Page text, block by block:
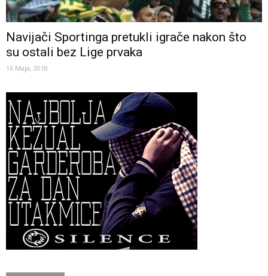
Navijači Sportinga pretukli igrače nakon što
su ostali bez Lige prvaka
16 Maja, 2018